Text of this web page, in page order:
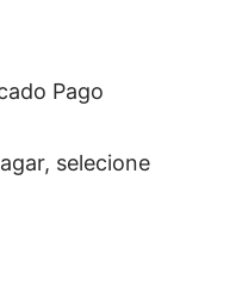
Pago
selecione